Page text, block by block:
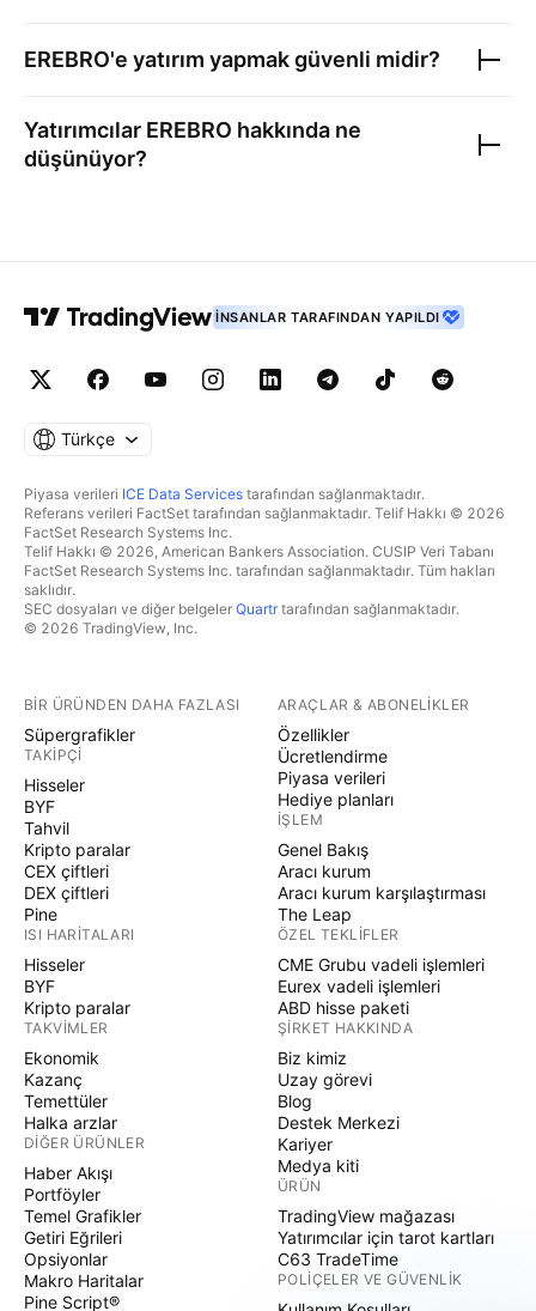
EREBRO'e yatırım yapmak güvenli midir?
Yatırımcılar EREBRO hakkında ne
düşünüyor?
İNSANLAR TARAFINDAN YAPILDI
Türkçe
Piyasa verileri ICE Data Services tarafından sağlanmaktadır.
Referans verileri FactSet tarafından sağlanmaktadır. Telif Hakkı © 2026
FactSet Research Systems Inc.
Telif Hakkı © 2026, American Bankers Association. CUSIP Veri Tabanı
FactSet Research Systems Inc. tarafından sağlanmaktadır. Tüm hakları
saklıdır.
SEC dosyaları ve diğer belgeler Quartrtarafından sağlanmaktadır.
© 2026 TradingView, Inc.
BIR ÜRÜNDEN DAHA FAZLASI
Süpergrafikler
TAKIPÇI
Hisseler
BYF
Tahvil
Kripto paralar
CEX çiftleri
DEX çiftleri
Pine
ISI HARITALARI
Hisseler
BYF
Kripto paralar
TAKVIMLER
Ekonomik
Kazanç
Temettüler
Halka arzlar
DIĞER ÜRÜNLER
Haber Akışı
Portföyler
Temel Grafikler
Getiri Eğrileri
Opsiyonlar
Makro Haritalar
Pine Script®
ARAÇLAR & ABONELIKLER
Özellikler
Ücretlendirme
Piyasa verileri
Hediye planları
İŞLEM
Genel Bakış
Aracı kurum
Aracı kurum karşılaştırması
The Leap
ÖZEL TEKLIFLER
CME Grubu vadeli işlemleri
Eurex vadeli işlemleri
ABD hisse paketi
ŞIRKET HAKKINDA
Biz kimiz
Uzay görevi
Blog
Destek Merkezi
Kariyer
Medya kiti
ÜRÜN
TradingView mağazası
Yatırımcılar için tarot kartları
C63 TradeTime
POLIÇELER VE GÜVENLIK